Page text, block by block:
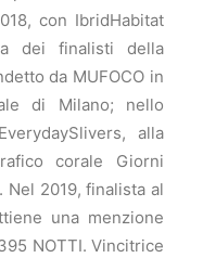
con IbridHabitat
dei finalisti della
da MUFOCO in
di Milano; nello
alla
corale Giorni
Nel 2019, finalista al
una menzione
NOTTI. Vincitrice